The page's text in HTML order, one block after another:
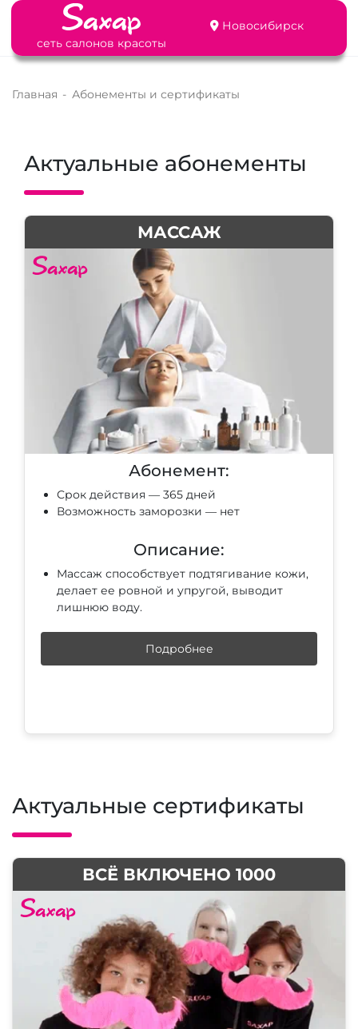
сеть салонов красоты
Новосибирск
Главная - Абонементы и сертификаты
Актуальные абонементы
МАССАЖ
Абонемент:
Срок действия — 365 дней
Возможность заморозки — нет
Описание:
Массаж способствует подтягивание кожи,
делает ее ровной и упругой, выводит
лишнюю воду.
Подробнее
Актуальные сертификаты
ВСЁ ВКЛЮЧЕНО 1000